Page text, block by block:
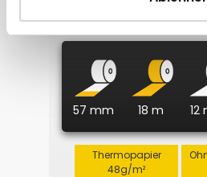
Thermorolle 57 x
Lastschrifttext
57 mm 18 m 12
Thermopapier
48g/m²